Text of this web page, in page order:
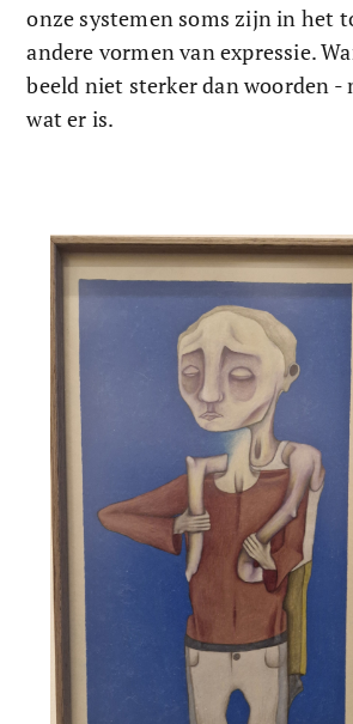
onze systemen soms zijn in het
andere vormen van expressie.
beeld niet sterker dan woorden -
wat er is.